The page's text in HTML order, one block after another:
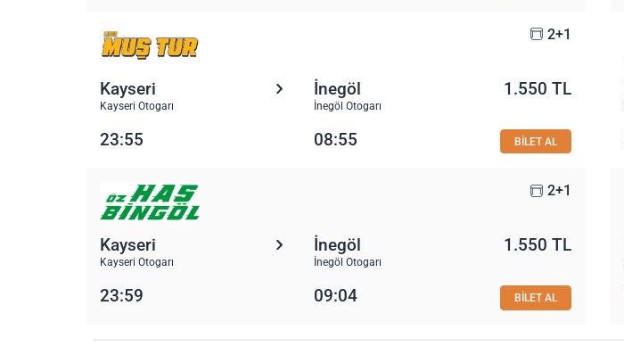
2+1
Kayseri
Kayseri Otogarı
İnegöl
İnegöl Otogarı
1.550 TL
23:55 08:55 BİLET AL
2+1
Kayseri
Kayseri Otogarı
İnegöl
İnegöl Otogarı
1.550 TL
23:59 09:04 BİLET AL